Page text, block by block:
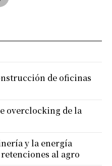
de oficinas
overclocking de la
y la energía
al agro